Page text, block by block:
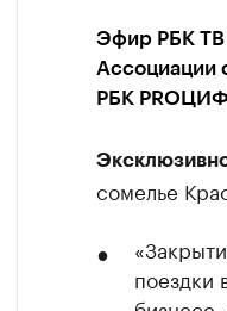
Эфир РБК ТВ
Ассоциации
РБК
сомелье
поездки